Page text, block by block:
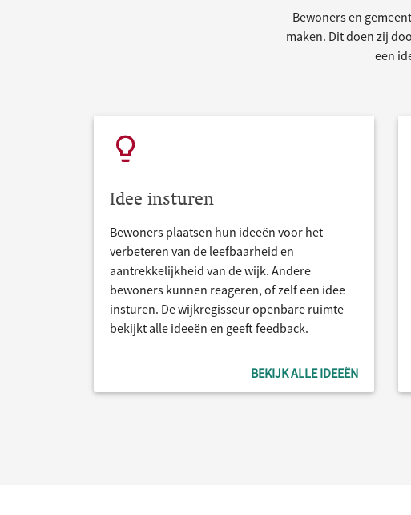
Bewoners en
maken. Dit doen zij
een
Idee insturen
Bewoners plaatsen hun ideeën voor het
verbeteren van de leefbaarheid en
aantrekkelijkheid van de wijk. Andere
bewoners kunnen reageren, of zelf een idee
insturen. De wijkregisseur openbare ruimte
bekijkt alle ideeën en geeft feedback.
BEKIJK ALLE IDEEËN